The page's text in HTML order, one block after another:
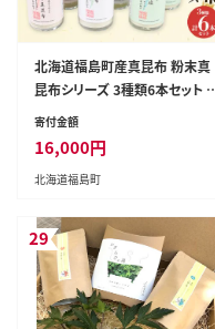
北海道福島町産真昆布 粉末真
昆布シリーズ 3種類6本セット F
KB054
寄付金額
16,000円
北海道福島町
29